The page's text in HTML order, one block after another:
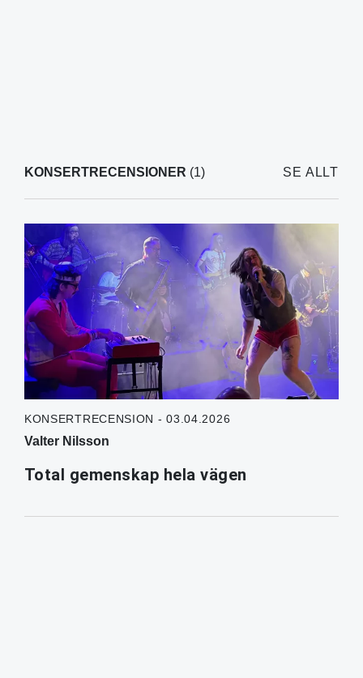
KONSERTRECENSIONER (1) SE ALLT
KONSERTRECENSION - 03.04.2026
Valter Nilsson
Total gemenskap hela vägen